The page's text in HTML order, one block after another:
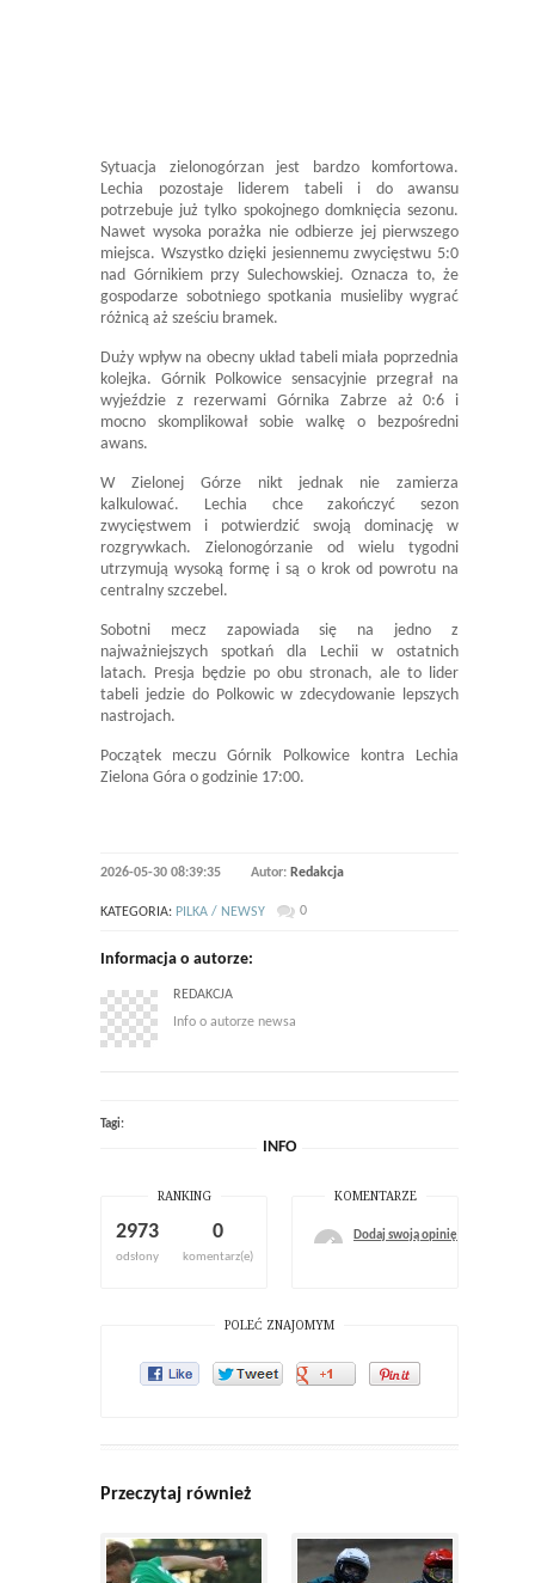
Sytuacja zielonogórzan jest bardzo komfortowa.
Lechia pozostaje liderem tabeli i do awansu
potrzebuje już tylko spokojnego domknięcia sezonu.
Nawet wysoka porażka nie odbierze jej pierwszego
miejsca. Wszystko dzięki jesiennemu zwycięstwu 5:0
nad Górnikiem przy Sulechowskiej. Oznacza to, że
gospodarze sobotniego spotkania musieliby wygrać
różnicą aż sześciu bramek.
Duży wpływ na obecny układ tabeli miała poprzednia
kolejka. Górnik Polkowice sensacyjnie przegrał na
wyjeździe z rezerwami Górnika Zabrze aż 0:6 i
mocno skomplikował sobie walkę o bezpośredni
awans.
W Zielonej Górze nikt jednak nie zamierza
kalkulować. Lechia chce zakończyć sezon
zwycięstwem i potwierdzić swoją dominację w
rozgrywkach. Zielonogórzanie od wielu tygodni
utrzymują wysoką formę i są o krok od powrotu na
centralny szczebel.
Sobotni mecz zapowiada się na jedno z
najważniejszych spotkań dla Lechii w ostatnich
latach. Presja będzie po obu stronach, ale to lider
tabeli jedzie do Polkowic w zdecydowanie lepszych
nastrojach.
Początek meczu Górnik Polkowice kontra Lechia
Zielona Góra o godzinie 17:00.
2026-05-30 08:39:35 Autor: Redakcja
KATEGORIA: PILKA / NEWSY 0
Informacja o autorze:
REDAKCJA
Info o autorze newsa
Tagi:
INFO
RANKING
2973
odsłony
0
komentarz(e)
KOMENTARZE
Dodaj swoją opinię
POLEĆ ZNAJOMYM
Przeczytaj również